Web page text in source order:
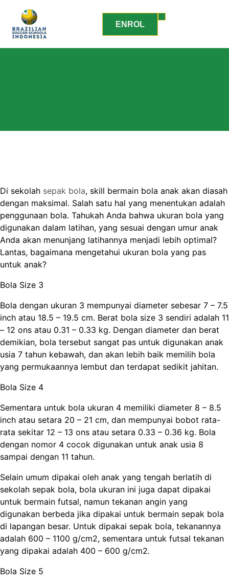
ENROL
Di sekolah sepak bola, skill bermain bola anak akan diasah
dengan maksimal. Salah satu hal yang menentukan adalah
penggunaan bola. Tahukah Anda bahwa ukuran bola yang
digunakan dalam latihan, yang sesuai dengan umur anak
Anda akan menunjang latihannya menjadi lebih optimal?
Lantas, bagaimana mengetahui ukuran bola yang pas
untuk anak?
Bola Size 3
Bola dengan ukuran 3 mempunyai diameter sebesar 7 – 7.5
inch atau 18.5 – 19.5 cm. Berat bola size 3 sendiri adalah 11
– 12 ons atau 0.31 – 0.33 kg. Dengan diameter dan berat
demikian, bola tersebut sangat pas untuk digunakan anak
usia 7 tahun kebawah, dan akan lebih baik memilih bola
yang permukaannya lembut dan terdapat sedikit jahitan.
Bola Size 4
Sementara untuk bola ukuran 4 memiliki diameter 8 – 8.5
inch atau setara 20 – 21 cm, dan mempunyai bobot rata-
rata sekitar 12 – 13 ons atau setara 0.33 – 0.36 kg. Bola
dengan nomor 4 cocok digunakan untuk anak usia 8
sampai dengan 11 tahun.
Selain umum dipakai oleh anak yang tengah berlatih di
sekolah sepak bola, bola ukuran ini juga dapat dipakai
untuk bermain futsal, namun tekanan angin yang
digunakan berbeda jika dipakai untuk bermain sepak bola
di lapangan besar. Untuk dipakai sepak bola, tekanannya
adalah 600 – 1100 g/cm2, sementara untuk futsal tekanan
yang dipakai adalah 400 – 600 g/cm2.
Bola Size 5